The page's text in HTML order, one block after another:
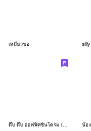
เหมียวขอ
ดึ๊บ ดึ๊บ ออฟฟิศซินโดรม เก้า น้อ